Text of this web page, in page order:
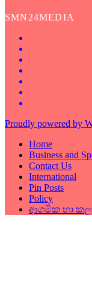
SMN24MEDIA
Proudly powered by
Home
Business and
Contact Us
International
Pin Posts
Policy
ආගමික හා